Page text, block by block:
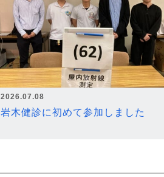
2026.07.08
岩木健診に初めて参加しました